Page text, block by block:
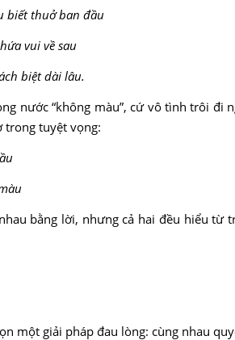
thuở ban đầu
vui về sau
biệt dài lâu.
nước “không màu”, cứ vô tình trôi đi
trong tuyệt vọng:
bằng lời, nhưng cả hai đều hiểu từ
một giải pháp đau lòng: cùng nhau